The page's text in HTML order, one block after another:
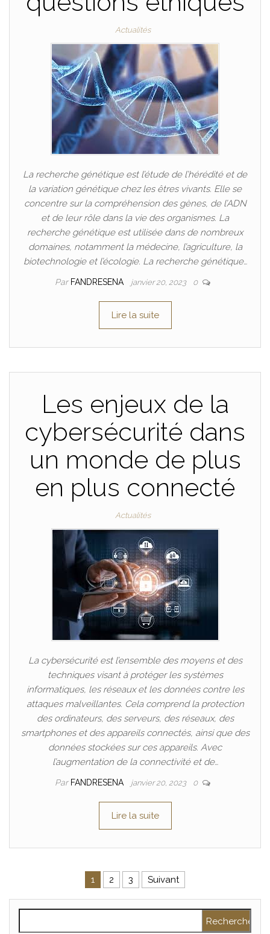
Actualités
La recherche génétique est l’étude de l’hérédité et de
la variation génétique chez les êtres vivants. Elle se
concentre sur la compréhension des gènes, de l’ADN
et de leur rôle dans la vie des organismes. La
recherche génétique est utilisée dans de nombreux
domaines, notamment la médecine, l’agriculture, la
biotechnologie et l’écologie. La recherche génétique…
Par FANDRESENA janvier 20, 2023 0
Lire la suite
Les enjeux de la
cybersécurité dans
un monde de plus
en plus connecté
Actualités
La cybersécurité est l’ensemble des moyens et des
techniques visant à protéger les systèmes
informatiques, les réseaux et les données contre les
attaques malveillantes. Cela comprend la protection
des ordinateurs, des serveurs, des réseaux, des
smartphones et des appareils connectés, ainsi que des
données stockées sur ces appareils. Avec
l’augmentation de la connectivité et de…
Par FANDRESENA janvier 20, 2023 0
Lire la suite
Pagination des publications
1 2 3 Suivant